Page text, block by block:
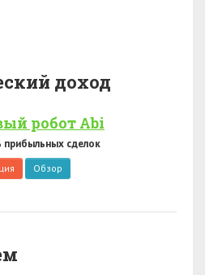
доход
робот Abi
прибыльных сделок
Обзор